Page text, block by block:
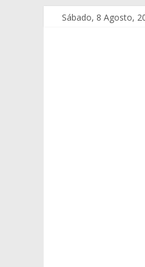
Sábado, 8 Agosto,